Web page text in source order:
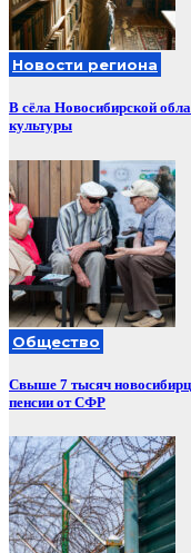
Новости региона
В сёла Новосибирской
культуры
Общество
Свыше 7 тысяч
пенсии от СФР